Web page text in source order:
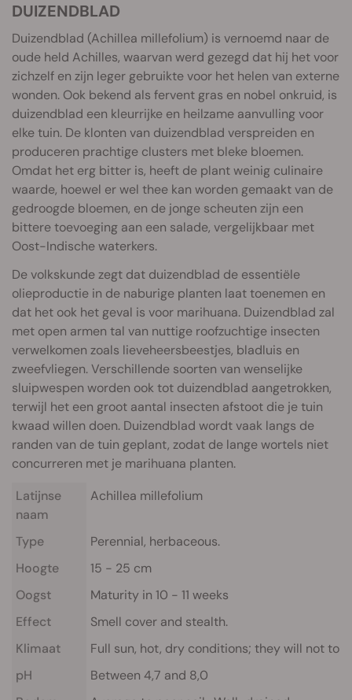
DUIZENDBLAD
Duizendblad (Achillea millefolium) is vernoemd naar de
oude held Achilles, waarvan werd gezegd dat hij het voor
zichzelf en zijn leger gebruikte voor het helen van externe
wonden. Ook bekend als fervent gras en nobel onkruid, is
duizendblad een kleurrijke en heilzame aanvulling voor
elke tuin. De klonten van duizendblad verspreiden en
produceren prachtige clusters met bleke bloemen.
Omdat het erg bitter is, heeft de plant weinig culinaire
waarde, hoewel er wel thee kan worden gemaakt van de
gedroogde bloemen, en de jonge scheuten zijn een
bittere toevoeging aan een salade, vergelijkbaar met
Oost-Indische waterkers.
De volkskunde zegt dat duizendblad de essentiële
olieproductie in de naburige planten laat toenemen en
dat het ook het geval is voor marihuana. Duizendblad zal
met open armen tal van nuttige roofzuchtige insecten
verwelkomen zoals lieveheersbeestjes, bladluis en
zweefvliegen. Verschillende soorten van wenselijke
sluipwespen worden ook tot duizendblad aangetrokken,
terwijl het een groot aantal insecten afstoot die je tuin
kwaad willen doen. Duizendblad wordt vaak langs de
randen van de tuin geplant, zodat de lange wortels niet
concurreren met je marihuana planten.
Latijnse
naam
Achillea millefolium
Type
Perennial, herbaceous.
Hoogte
15 - 25 cm
Oogst
Maturity in 10 - 11 weeks
Effect
Smell cover and stealth.
Klimaat
Full sun, hot, dry conditions; they will not
pH
Between 4,7 and 8,0